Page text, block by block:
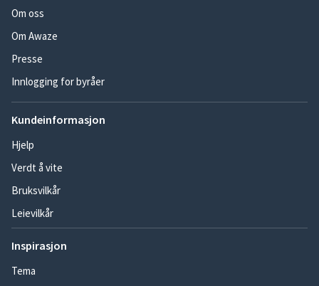
Om oss
Om Awaze
Presse
Innlogging for byråer
Kundeinformasjon
Hjelp
Verdt å vite
Bruksvilkår
Leievilkår
Inspirasjon
Tema